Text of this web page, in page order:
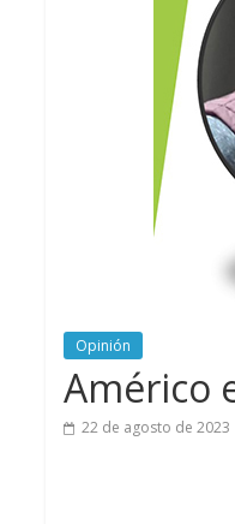
Opinión
Américo
22 de agosto de 2023